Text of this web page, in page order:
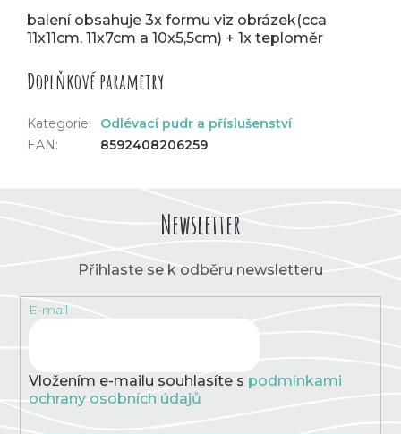
balení obsahuje 3x formu viz obrázek(cca
11x11cm, 11x7cm a 10x5,5cm) + 1x teploměr
Doplňkové parametry
Kategorie:
Odlévací pudr a příslušenství
EAN: 8592408206259
Newsletter
Přihlaste se k odběru newsletteru
E-mail
Vložením e-mailu souhlasíte s podmínkami
ochrany osobních údajů